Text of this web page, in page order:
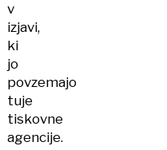
v
izjavi,
ki
jo
povzemajo
tuje
tiskovne
agencije.